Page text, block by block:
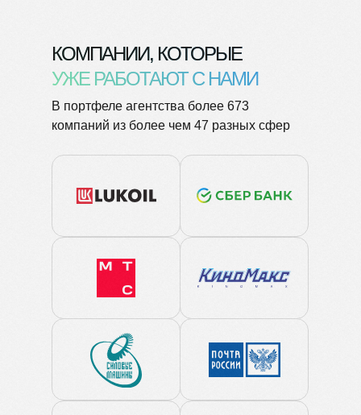
КОМПАНИИ, КОТОРЫЕ
УЖЕ РАБОТАЮТ С НАМИ
В портфеле агентства более 673
компаний из более чем 47 разных сфер